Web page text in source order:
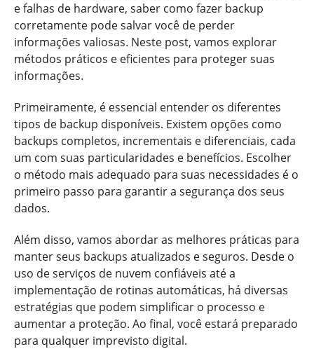
e falhas de hardware, saber como fazer backup
corretamente pode salvar você de perder
informações valiosas. Neste post, vamos explorar
métodos práticos e eficientes para proteger suas
informações.
Primeiramente, é essencial entender os diferentes
tipos de backup disponíveis. Existem opções como
backups completos, incrementais e diferenciais, cada
um com suas particularidades e benefícios. Escolher
o método mais adequado para suas necessidades é o
primeiro passo para garantir a segurança dos seus
dados.
Além disso, vamos abordar as melhores práticas para
manter seus backups atualizados e seguros. Desde o
uso de serviços de nuvem confiáveis até a
implementação de rotinas automáticas, há diversas
estratégias que podem simplificar o processo e
aumentar a proteção. Ao final, você estará preparado
para qualquer imprevisto digital.